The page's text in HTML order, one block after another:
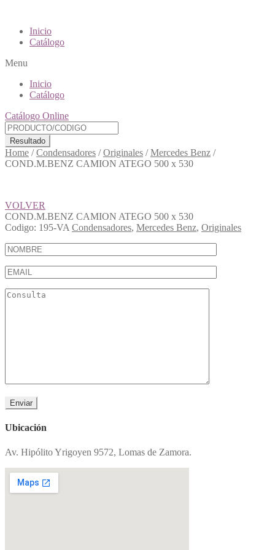
Inicio
Catálogo
Menu
Inicio
Catálogo
Catálogo Online
Resultado
Home /Condensadores /Originales /Mercedes Benz /
COND.M.BENZ CAMION ATEGO 500 x 530
VOLVER
COND.M.BENZ CAMION ATEGO 500 x 530
Codigo: 195-VA Condensadores, Mercedes Benz, Originales
Ubicación
Av. Hipólito Yrigoyen 9572, Lomas de Zamora.